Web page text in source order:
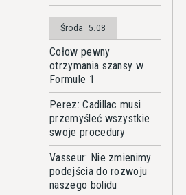
Środa 5.08
Cołow pewny
otrzymania szansy w
Formule 1
Perez: Cadillac musi
przemyśleć wszystkie
swoje procedury
Vasseur: Nie zmienimy
podejścia do rozwoju
naszego bolidu